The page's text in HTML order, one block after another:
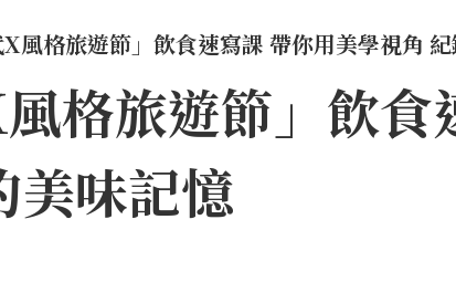
X風格旅遊節」飲食速寫課 帶你用美學視角
風格旅遊節」飲
美味記憶